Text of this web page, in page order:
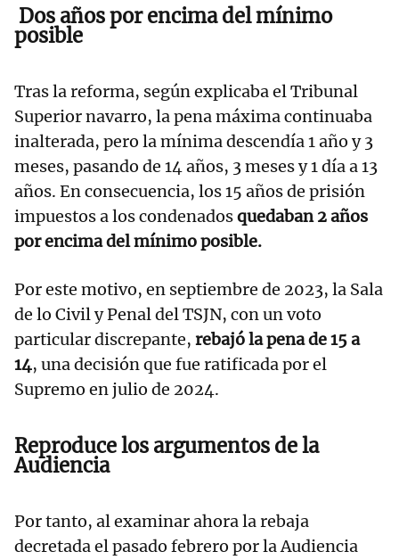
Dos años por encima del mínimo
posible
Tras la reforma, según explicaba el Tribunal
Superior navarro, la pena máxima continuaba
inalterada, pero la mínima descendía 1 año y 3
meses, pasando de 14 años, 3 meses y 1 día a 13
años. En consecuencia, los 15 años de prisión
impuestos a los condenadosquedaban 2 años
por encima del mínimo posible.
Por este motivo, en septiembre de 2023, la Sala
de lo Civil y Penal del TSJN, con un voto
particular discrepante, rebajó la pena de 15 a
14, una decisión que fue ratificada por el
Supremo en julio de 2024.
Reproduce los argumentos de la
Audiencia
Por tanto, al examinar ahora la rebaja
decretada el pasado febrero por la Audiencia